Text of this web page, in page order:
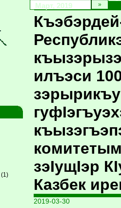
(1)
Март, 2019
илъэси
зэIущIэр
Казбек
2019-03-30